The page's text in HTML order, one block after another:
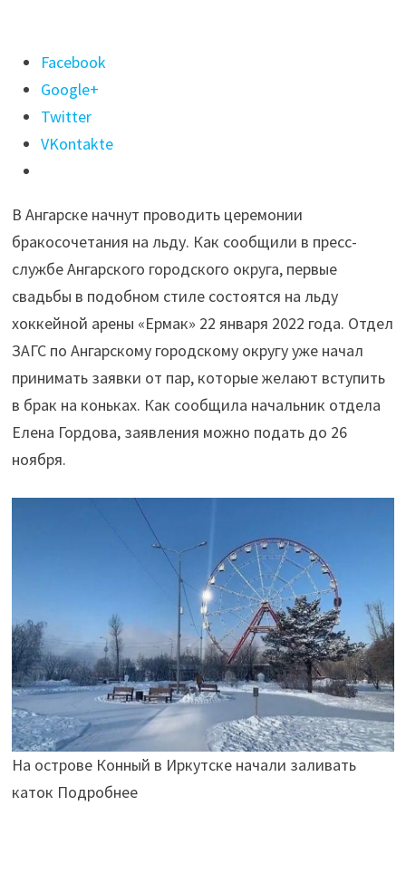
Поделиться
"Церемонии
бракосочетания
на
льду
проходить
в
ангарском
дворце
«Ермак»"
Facebook
Google+
Twitter
VKontakte
В Ангарске начнут проводить церемонии
бракосочетания на льду. Как сообщили в пресс-
службе Ангарского городского округа, первые
свадьбы в подобном стиле состоятся на льду
хоккейной арены «Ермак» 22 января 2022 года. Отдел
ЗАГС по Ангарскому городскому округу уже начал
принимать заявки от пар, которые желают вступить
в брак на коньках. Как сообщила начальник отдела
Елена Гордова, заявления можно подать до 26
ноября.
На острове Конный в Иркутске начали заливать
каток Подробнее